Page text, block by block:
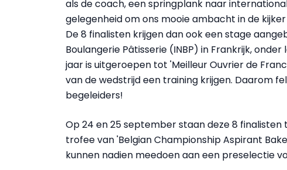
als de coach, een springplank naar
gelegenheid om ons mooie ambacht in de
De 8 finalisten krijgen dan ook een stage
Boulangerie Pâtisserie (INBP) in Frankrijk,
jaar is uitgeroepen tot 'Meilleur Ouvrier de
van de wedstrijd een training krijgen. Daarom
begeleiders!
Op 24 en 25 september staan deze 8
trofee van 'Belgian Championship Aspirant
kunnen nadien meedoen aan een preselectie